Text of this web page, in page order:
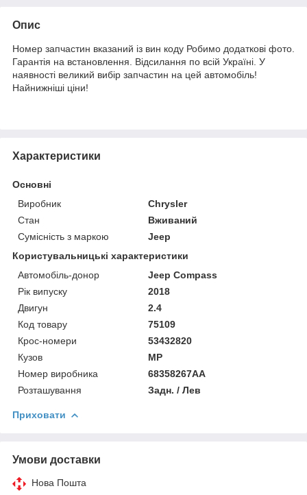
Опис
Номер запчастин вказаний із вин коду Робимо додаткові фото.
Гарантія на встановлення. Відсилання по всій Україні. У
наявності великий вибір запчастин на цей автомобіль!
Найнижніші ціни!
Характеристики
Основні
Виробник
Chrysler
Стан
Вживаний
Сумісність з маркою
Jeep
Користувальницькі характеристики
Автомобіль-донор
Jeep Compass
Рік випуску
2018
Двигун
2.4
Код товару
75109
Крос-номери
53432820
Кузов
MP
Номер виробника
68358267AA
Розташування
Задн. / Лев
Приховати
Умови доставки
Нова Пошта